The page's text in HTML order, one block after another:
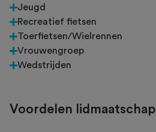
Jeugd
Recreatief fietsen
Toerfietsen/Wielrennen
Vrouwengroep
Wedstrijden
Voordelen lidmaatschap